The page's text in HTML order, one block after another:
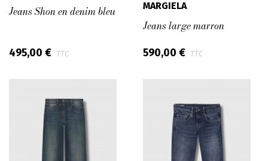
Jeans Shon en denim bleu
495,00 € TTC
MARGIELA
Jeans large marron
590,00 € TTC